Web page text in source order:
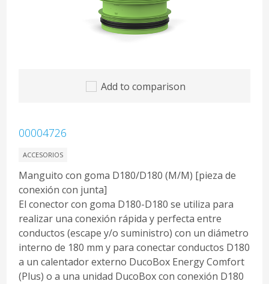
Add to comparison
00004726
ACCESORIOS
Manguito con goma D180/D180 (M/M) [pieza de
conexión con junta]
El conector con goma D180-D180 se utiliza para
realizar una conexión rápida y perfecta entre
conductos (escape y/o suministro) con un diámetro
interno de 180 mm y para conectar conductos D180
a un calentador externo DucoBox Energy Comfort
(Plus) o a una unidad DucoBox con conexión D180